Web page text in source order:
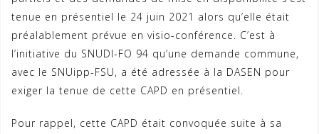
tenue en présentiel le 24 juin 2021 alors qu’elle était
préalablement prévue en visio-conférence. C’est à
l’initiative du SNUDI-FO 94 qu’une demande commune,
avec le SNUipp-FSU, a été adressée à la DASEN pour
exiger la tenue de cette CAPD en présentiel.
Pour rappel, cette CAPD était convoquée suite à sa